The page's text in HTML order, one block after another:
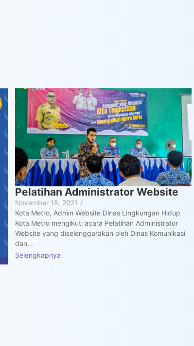
Pelatihan Administrator Website
November 18, 2021 /
Kota Metro, Admin Website Dinas Lingkungan Hidup
Kota Metro mengikuti acara Pelatihan Administrator
Website yang diselenggarakan oleh Dinas Komunikasi
dan...
Selengkapnya